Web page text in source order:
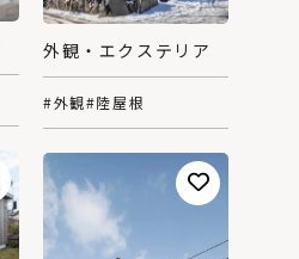
外観・エクステリア
#外観#陸屋根